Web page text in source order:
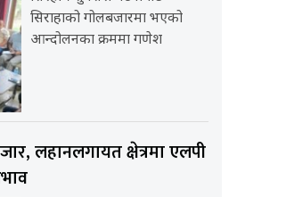
सिराहाको गोलबजारमा भएको
आन्दोलनका क्रममा गणेश
लहानलगायत क्षेत्रमा एलपी